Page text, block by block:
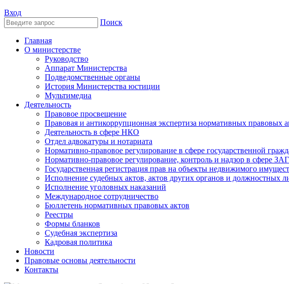
Вход
Поиск
Главная
О министерстве
Руководство
Аппарат Министерства
Подведомственные органы
История Министерства юстиции
Мультимедиа
Деятельность
Правовое просвещение
Правовая и антикоррупционная экспертиза нормативных правовых
Деятельность в сфере НКО
Отдел адвокатуры и нотариата
Нормативно-правовое регулирование в сфере государственной
Нормативно-правовое регулирование, контроль и надзор в сфере
Государственная регистрация прав на объекты недвижимого
Исполнение судебных актов, актов других органов и должностных
Исполнение уголовных наказаний
Международное сотрудничество
Бюллетень нормативных правовых актов
Реестры
Формы бланков
Судебная экспертиза
Кадровая политика
Новости
Правовые основы деятельности
Контакты